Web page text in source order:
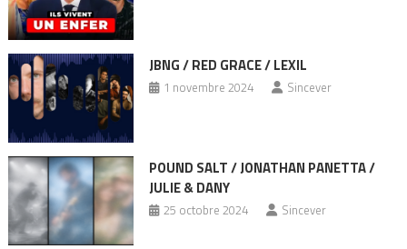
JBNG / RED GRACE / LEXIL
1 novembre 2024 Sincever
POUND SALT / JONATHAN PANETTA /
JULIE & DANY
25 octobre 2024 Sincever